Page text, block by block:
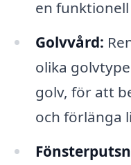
en
Golvvård:
olika
golv, för att
och förlänga